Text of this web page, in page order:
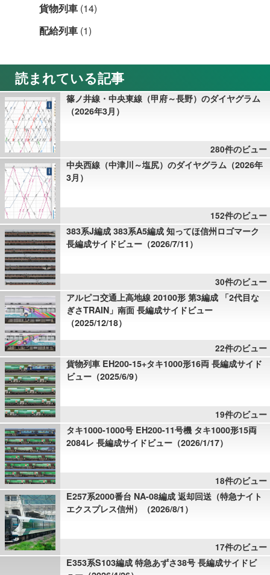
貨物列車 (14)
配給列車 (1)
読まれている記事
篠ノ井線・中央東線（甲府～長野）のダイヤグラム
（2026年3月）
280件のビュー
中央西線（中津川～塩尻）のダイヤグラム（2026年
3月）
152件のビュー
383系J編成 383系A5編成 知ってほ信州ロゴマーク
長編成サイドビュー（2026/7/11）
30件のビュー
アルピコ交通上高地線 20100形 第3編成 「2代目な
ぎさTRAIN」南面 長編成サイドビュー
（2025/12/18）
22件のビュー
貨物列車 EH200-15+タキ1000形16両 長編成サイド
ビュー（2025/6/9）
19件のビュー
タキ1000-1000号 EH200-11号機 タキ1000形15両
2084レ 長編成サイドビュー（2026/1/17）
18件のビュー
E257系2000番台 NA-08編成 返却回送（特急ナイト
エクスプレス信州）（2026/8/1）
17件のビュー
E353系S103編成 特急あずさ38号 長編成サイドビ